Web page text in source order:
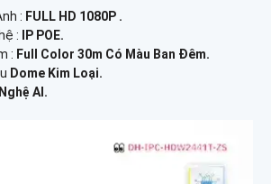
: FULL HD 1080P .
:
IP POE.
: Full Color 30m Có Màu Ban Đêm.
Dome Kim Loại.
AI.